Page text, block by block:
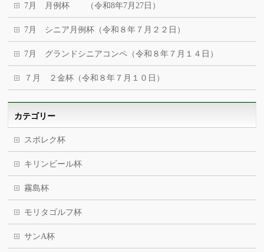
7月 月例杯 （令和8年7月27日）
7月 シニア月例杯（令和８年７月２２日）
7月 グランドシニアコンペ（令和８年７月１４日）
７月 ２金杯（令和８年７月１０日）
カテゴリー
スポレク杯
キリンビール杯
霧島杯
モリタゴルフ杯
サンA杯